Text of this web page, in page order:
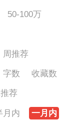
50-100万
周推荐
字数
收藏数
荐
月内
一月内